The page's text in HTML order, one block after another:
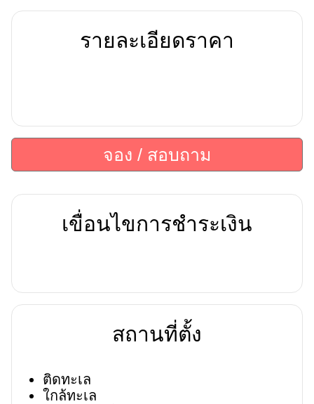
รายละเอียดราคา
จอง / สอบถาม
เขื่อนไขการชำระเงิน
สถานที่ตั้ง
ติดทะเล
ใกล้ทะเล